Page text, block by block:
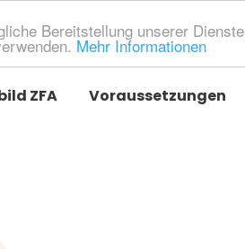
Bereitstellung unserer
Mehr Informationen
ZFA
Voraussetzungen